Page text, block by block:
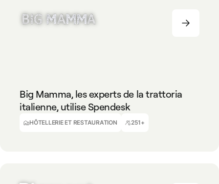
Big Mamma, les experts de la trattoria
italienne, utilise Spendesk
HÔTELLERIE ET RESTAURATION 251+
Claire Hoden
Trésorière